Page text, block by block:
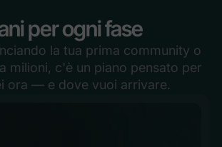
per ogni fase
la tua prima community o
milioni, c'è un piano pensato per
ora — e dove vuoi arrivare.